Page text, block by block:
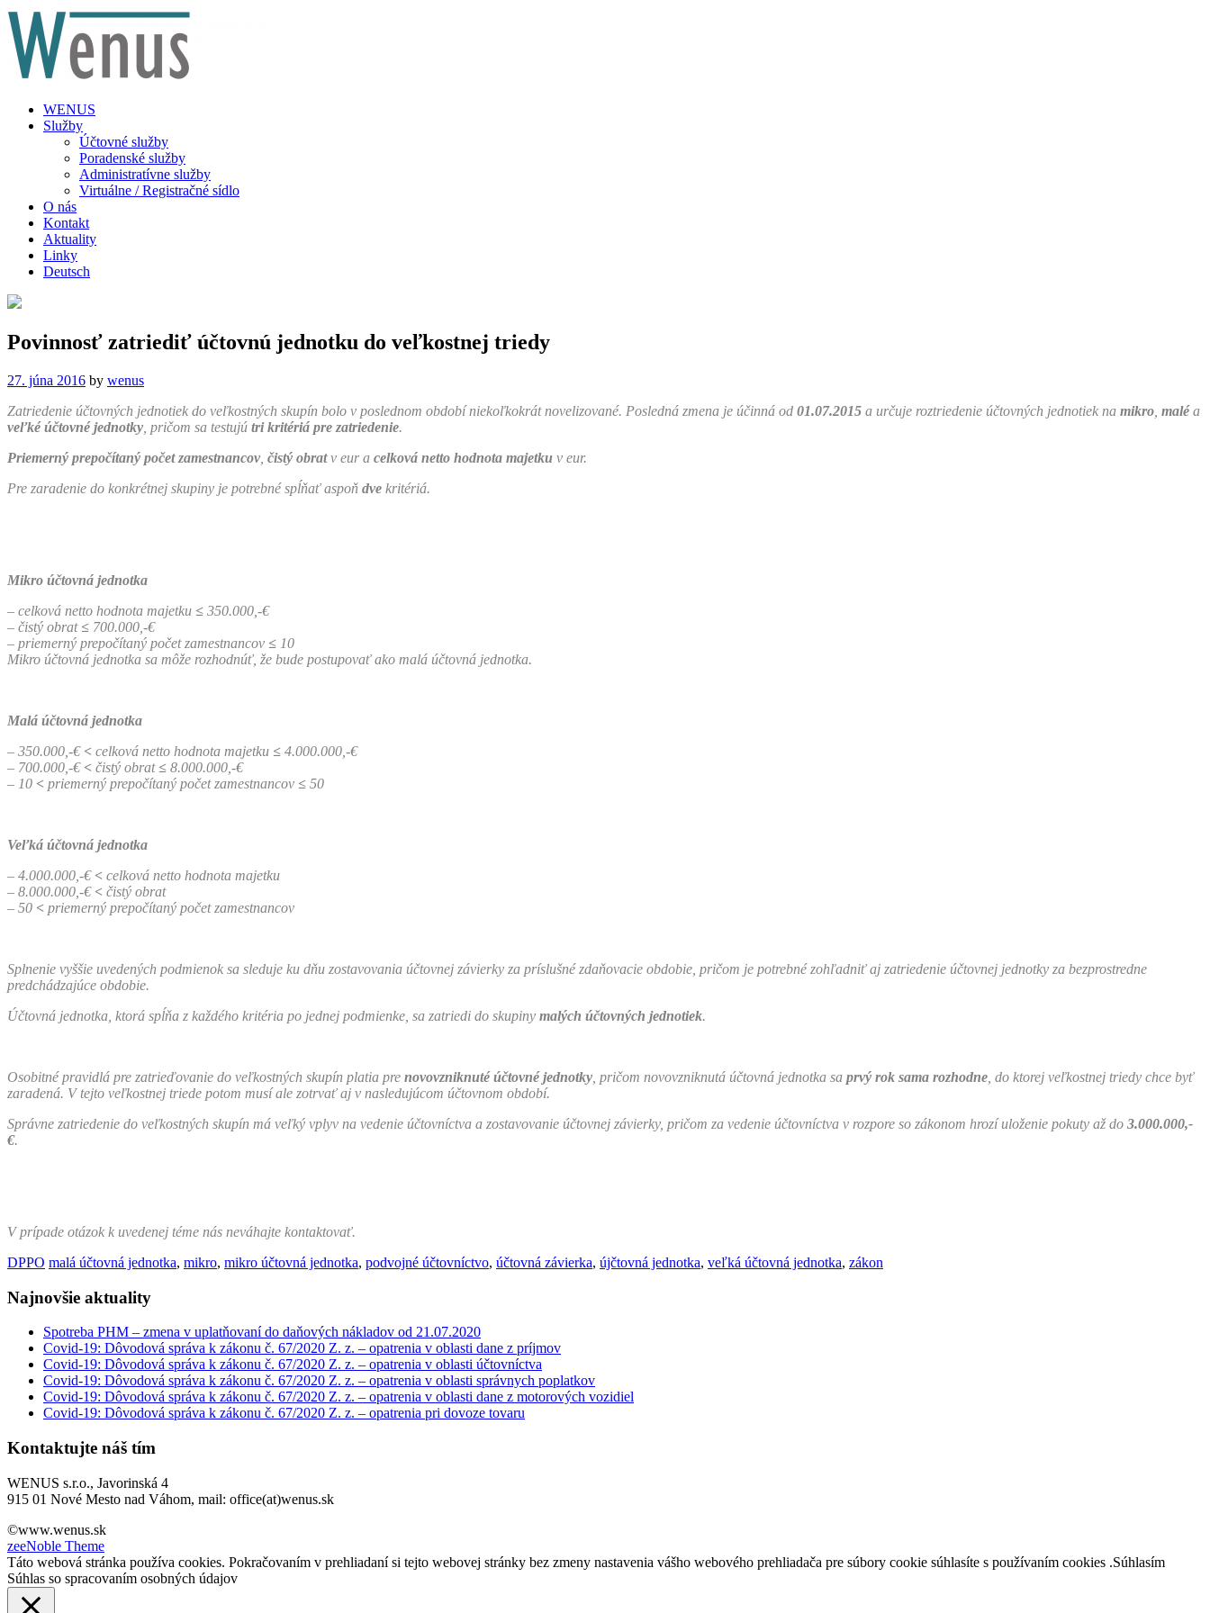
WENUS
Služby
Účtovné služby
Poradenské služby
Administratívne služby
Virtuálne / Registračné sídlo
O nás
Kontakt
Aktuality
Linky
Deutsch
Povinnosť zatriediť účtovnú jednotku do veľkostnej triedy
27. júna 2016 by wenus
Zatriedenie účtovných jednotiek do veľkostných skupín bolo v poslednom období niekoľkokrát novelizované. Posledná zmena je účinná od 01.07.2015 a určuje roztriedenie účtovných jednotiek na mikro maléa
veľké účtovné jednotky , pričom sa testujú tri kritériá pre zatriedenie.
Priemerný prepočítaný počet zamestnancov čistý obratv eur a celková netto hodnota majetku v eur.
Pre zaradenie do konkrétnej skupiny je potrebné spĺňať aspoň dve kritériá.
Mikro účtovná jednotka
– celková netto hodnota majetku ≤ 350.000,-€
– čistý obrat ≤ 700.000,-€
– priemerný prepočítaný počet zamestnancov ≤ 10
Mikro účtovná jednotka sa môže rozhodnúť, že bude postupovať ako malá účtovná jednotka.
Malá účtovná jednotka
– 350.000,-€ < celková netto hodnota majetku ≤ 4.000.000,-€
– 700.000,-€ < čistý obrat ≤ 8.000.000,-€
– 10 < priemerný prepočítaný počet zamestnancov ≤ 50
Veľká účtovná jednotka
– 4.000.000,-€ < celková netto hodnota majetku
– 8.000.000,-€ < čistý obrat
– 50 < priemerný prepočítaný počet zamestnancov
Splnenie vyššie uvedených podmienok sa sleduje ku dňu zostavovania účtovnej závierky za príslušné zdaňovacie obdobie, pričom je potrebné zohľadniť aj zatriedenie účtovnej jednotky za bezprostredne
predchádzajúce obdobie.
Účtovná jednotka, ktorá spĺňa z každého kritéria po jednej podmienke, sa zatriedi do skupiny malých účtovných jednotiek.
Osobitné pravidlá pre zatrieďovanie do veľkostných skupín platia pre novovzniknuté účtovné jednotky , pričom novovzniknutá účtovná jednotka sa prvý rok sama rozhodne , do ktorej veľkostnej triedy chce byť
zaradená. V tejto veľkostnej triede potom musí ale zotrvať aj v nasledujúcom účtovnom období.
Správne zatriedenie do veľkostných skupín má veľký vplyv na vedenie účtovníctva a zostavovanie účtovnej závierky, pričom za vedenie účtovníctva v rozpore so zákonom hrozí uloženie pokuty až do 3.000.000,-
€.
V prípade otázok k uvedenej téme nás neváhajte kontaktovať.
DPPO malá účtovná jednotka, mikro, mikro účtovná jednotka, podvojné účtovníctvo, účtovná závierka, újčtovná jednotka, veľká účtovná jednotka, zákon
Najnovšie aktuality
Spotreba PHM – zmena v uplatňovaní do daňových nákladov od 21.07.2020
Covid-19: Dôvodová správa k zákonu č. 67/2020 Z. z. – opatrenia v oblasti dane z príjmov
Covid-19: Dôvodová správa k zákonu č. 67/2020 Z. z. – opatrenia v oblasti účtovníctva
Covid-19: Dôvodová správa k zákonu č. 67/2020 Z. z. – opatrenia v oblasti správnych poplatkov
Covid-19: Dôvodová správa k zákonu č. 67/2020 Z. z. – opatrenia v oblasti dane z motorových vozidiel
Covid-19: Dôvodová správa k zákonu č. 67/2020 Z. z. – opatrenia pri dovoze tovaru
Kontaktujte náš tím
WENUS s.r.o., Javorinská 4
915 01 Nové Mesto nad Váhom, mail: office(at)wenus.sk
©www.wenus.sk
zeeNoble Theme
Táto webová stránka používa cookies. Pokračovaním v prehliadaní si tejto webovej stránky bez zmeny nastavenia vášho webového prehliadača pre súbory cookie súhlasíte s používaním cookies .Súhlasím
Súhlas so spracovaním osobných údajov